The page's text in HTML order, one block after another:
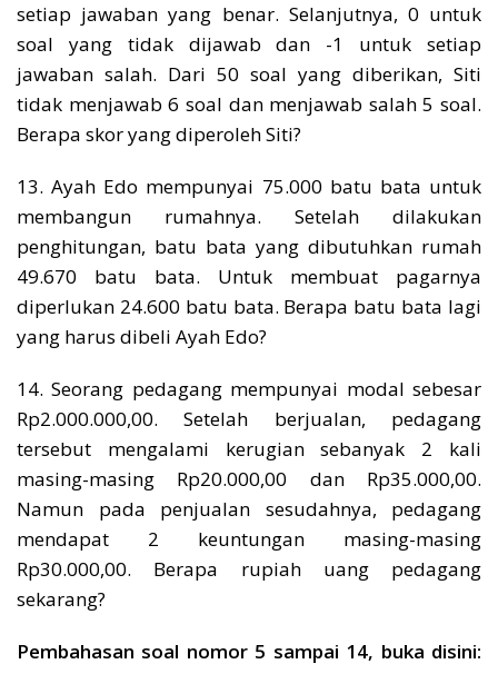
setiap jawaban yang benar. Selanjutnya, 0 untuk
soal yang tidak dijawab dan -1 untuk setiap
jawaban salah. Dari 50 soal yang diberikan, Siti
tidak menjawab 6 soal dan menjawab salah 5 soal.
Berapa skor yang diperoleh Siti?
13. Ayah Edo mempunyai 75.000 batu bata untuk
membangun rumahnya. Setelah dilakukan
penghitungan, batu bata yang dibutuhkan rumah
49.670 batu bata. Untuk membuat pagarnya
diperlukan 24.600 batu bata. Berapa batu bata lagi
yang harus dibeli Ayah Edo?
14. Seorang pedagang mempunyai modal sebesar
Rp2.000.000,00. Setelah berjualan, pedagang
tersebut mengalami kerugian sebanyak 2 kali
masing-masing Rp20.000,00 dan Rp35.000,00.
Namun pada penjualan sesudahnya, pedagang
mendapat 2 keuntungan masing-masing
Rp30.000,00. Berapa rupiah uang pedagang
sekarang?
Pembahasan soal nomor 5 sampai 14, buka disini: